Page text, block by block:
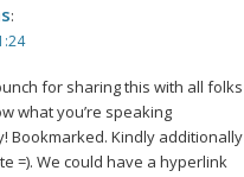
:
for sharing this with all folks
what you’re speaking
Bookmarked. Kindly additionally
=). We could have a hyperlink